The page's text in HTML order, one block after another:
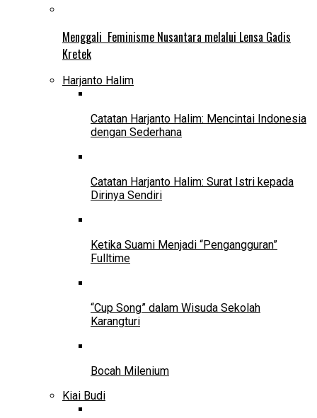
Menggali Feminisme Nusantara melalui Lensa Gadis
Kretek
Harjanto Halim
Catatan Harjanto Halim: Mencintai Indonesia
dengan Sederhana
Catatan Harjanto Halim: Surat Istri kepada
Dirinya Sendiri
Ketika Suami Menjadi “Pengangguran”
Fulltime
“Cup Song” dalam Wisuda Sekolah
Karangturi
Bocah Milenium
Kiai Budi